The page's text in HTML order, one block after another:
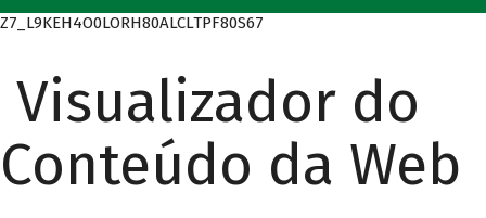
Z7_L9KEH4O0LORH80ALCLTPF80S67
Visualizador do
Conteúdo da Web